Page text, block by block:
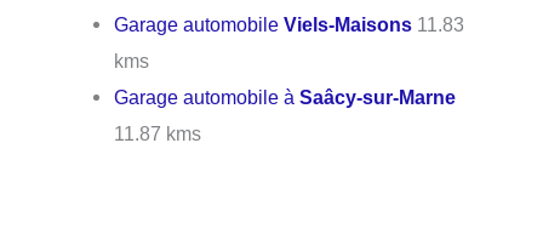
Garage automobileViels-Maisons 11.83
kms
Garage automobile àSaâcy-sur-Marne
11.87 kms